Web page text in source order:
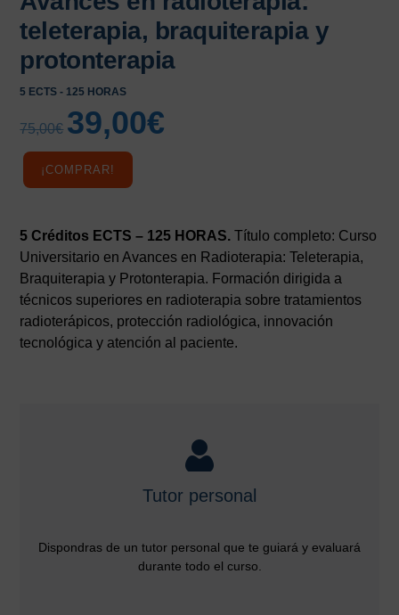
teleterapia, braquiterapia y
protonterapia
5 ECTS - 125 HORAS
75,00€
El
precio
39,00€
¡COMPRAR!
5 Créditos ECTS – 125 HORAS. Título completo: Curso
Universitario en Avances en Radioterapia: Teleterapia,
Braquiterapia y Protonterapia. Formación dirigida a
técnicos superiores en radioterapia sobre tratamientos
radioterápicos, protección radiológica, innovación
tecnológica y atención al paciente.
Tutor personal
Dispondras de un tutor personal que te guiará y evaluará
durante todo el curso.